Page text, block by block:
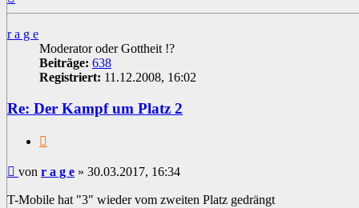
r a g e
Moderator oder Gottheit !?
Beiträge: 638
Registriert: 11.12.2008, 16:02
Re: Der Kampf um Platz 2
Beitrag
von r a g e » 30.03.2017, 16:34
T-Mobile hat "3" wieder vom zweiten Platz gedrängt